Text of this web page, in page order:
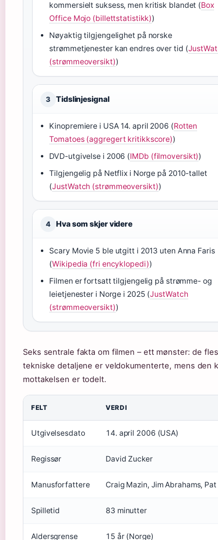
kommersielt suksess, men kritisk blandet (Box
Office Mojo (billettstatistikk))
Nøyaktig tilgjengelighet på norske
strømmetjenester kan endres over tid (
(strømmeoversikt))
3 Tidslinjesignal
Kinopremiere i USA 14. april 2006 (Rotten
Tomatoes (aggregert kritikkscore))
DVD-utgivelse i 2006 (IMDb (filmoversikt))
Tilgjengelig på Netflix i Norge på 2010-tallet
(JustWatch (strømmeoversikt))
4 Hva som skjer videre
Scary Movie 5 ble utgitt i 2013 uten Anna Faris
(Wikipedia (fri encyklopedi))
Filmen er fortsatt tilgjengelig på strømme- og
leietjenester i Norge i 2025 (JustWatch
(strømmeoversikt))
Seks sentrale fakta om filmen – ett mønster: de
tekniske detaljene er veldokumenterte, mens den
mottakelsen er todelt.
FELT VERDI
Utgivelsesdato 14. april 2006 (USA)
Regissør David Zucker
Manusforfattere Craig Mazin, Jim Abrahams,
Spilletid 83 minutter
Aldersgrense 15 år (Norge)